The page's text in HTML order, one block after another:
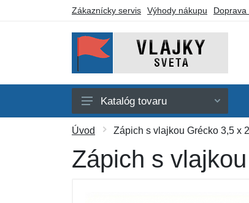
Zákaznícky servis Výhody nákupu Doprava
Afrika
Amerika
Austrália a Oceánia
Katalóg tovaru
Úvod Zápich s vlajkou Grécko 3,5 x
Zápich s